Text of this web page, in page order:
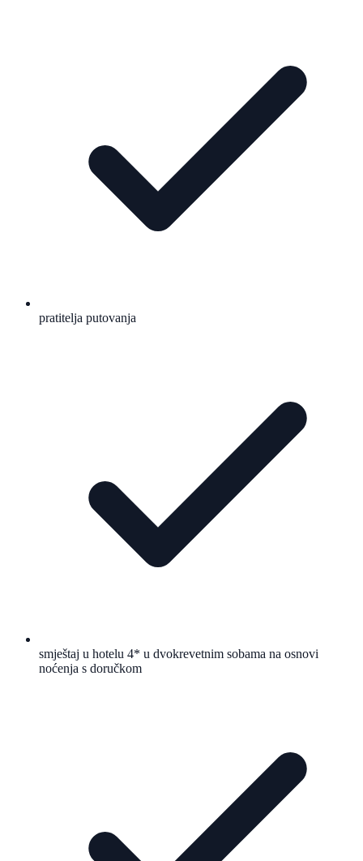
pratitelja putovanja
smještaj u hotelu 4* u dvokrevetnim sobama na osnovi
noćenja s doručkom